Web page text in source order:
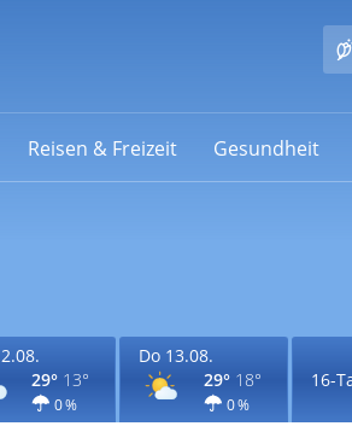
Reisen & Freizeit Gesundheit
29° 13°
0 %
Do 13.08.
29° 18°
0 %
16-